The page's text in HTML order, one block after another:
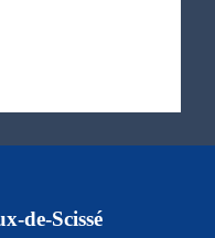
de-Scissé